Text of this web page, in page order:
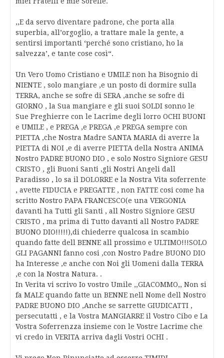
,,E da servo diventare padrone, che porta alla
superbia, all’orgoglio, a trattare male la gente, a
sentirsi importanti ‘perché sono cristiano, ho la
salvezza’, e tante cose così“.
Un Vero Uomo Cristiano e UMILE non ha Bisognio di
NIENTE , solo mangiare ,e un posto di dormire sulla
TERRA, anche se sofre di SERA ,anche se sofre di
GIORNO , la Sua mangiare e gli suoi SOLDI sonno le
Sue Preghierre con le Lacrime degli lorro OCHI BUONI
e UMILE , e PREGA ,e PREGA ,e PREGA sempre con
PIETTA ,che Nostra Madre SANTA MARIA di averre la
PIETTA di NOI ,e di averre PIETTA della Nostra ANIMA
Nostro PADRE BUONO DIO , e solo Nostro Signiore GESU
CRISTO , gli Buoni Santi ,gli Nostri Angeli dall
Paradisso , lo sa il DOLORRE e la Nostra Vita soferrente
, avette FIDUCIA e PREGATTE , non FATTE cosi come ha
scritto Nostro PAPA FRANCESCO(e una VERGONIA
davanti ha Tutti gli Santi , all Nostro Signiore GESU
CRISTO , ma prima di Tutto davanti all Nostro PADRE
BUONO DIO!!!!!),di chiederre qualcosa in scambio
quando fatte dell BENNE all prossimo e ULTIMO!!!SOLO
GLI PAGANNI fanno cosi ,con Nostro Padre BUONO DIO
ha Interesse ,e anche con Noi gli Uomeni dalla TERRA
,e con la Nostra Natura. .
In Verita vi scrivo Io vostro Umile ,,GIACOMMO,, Non si
fa MALE quando fatte un BENNE nell Nome dell Nostro
PADRE BUONO DIO ,Anche se sarrette GIUDICATTI ,
persecutatti , e la Vostra MANGIARRE il Vostro Cibo e La
Vostra Soferrenzza insieme con le Vostre Lacrime che
vi credo in VERITA arriva dagli Vostri OCHI .